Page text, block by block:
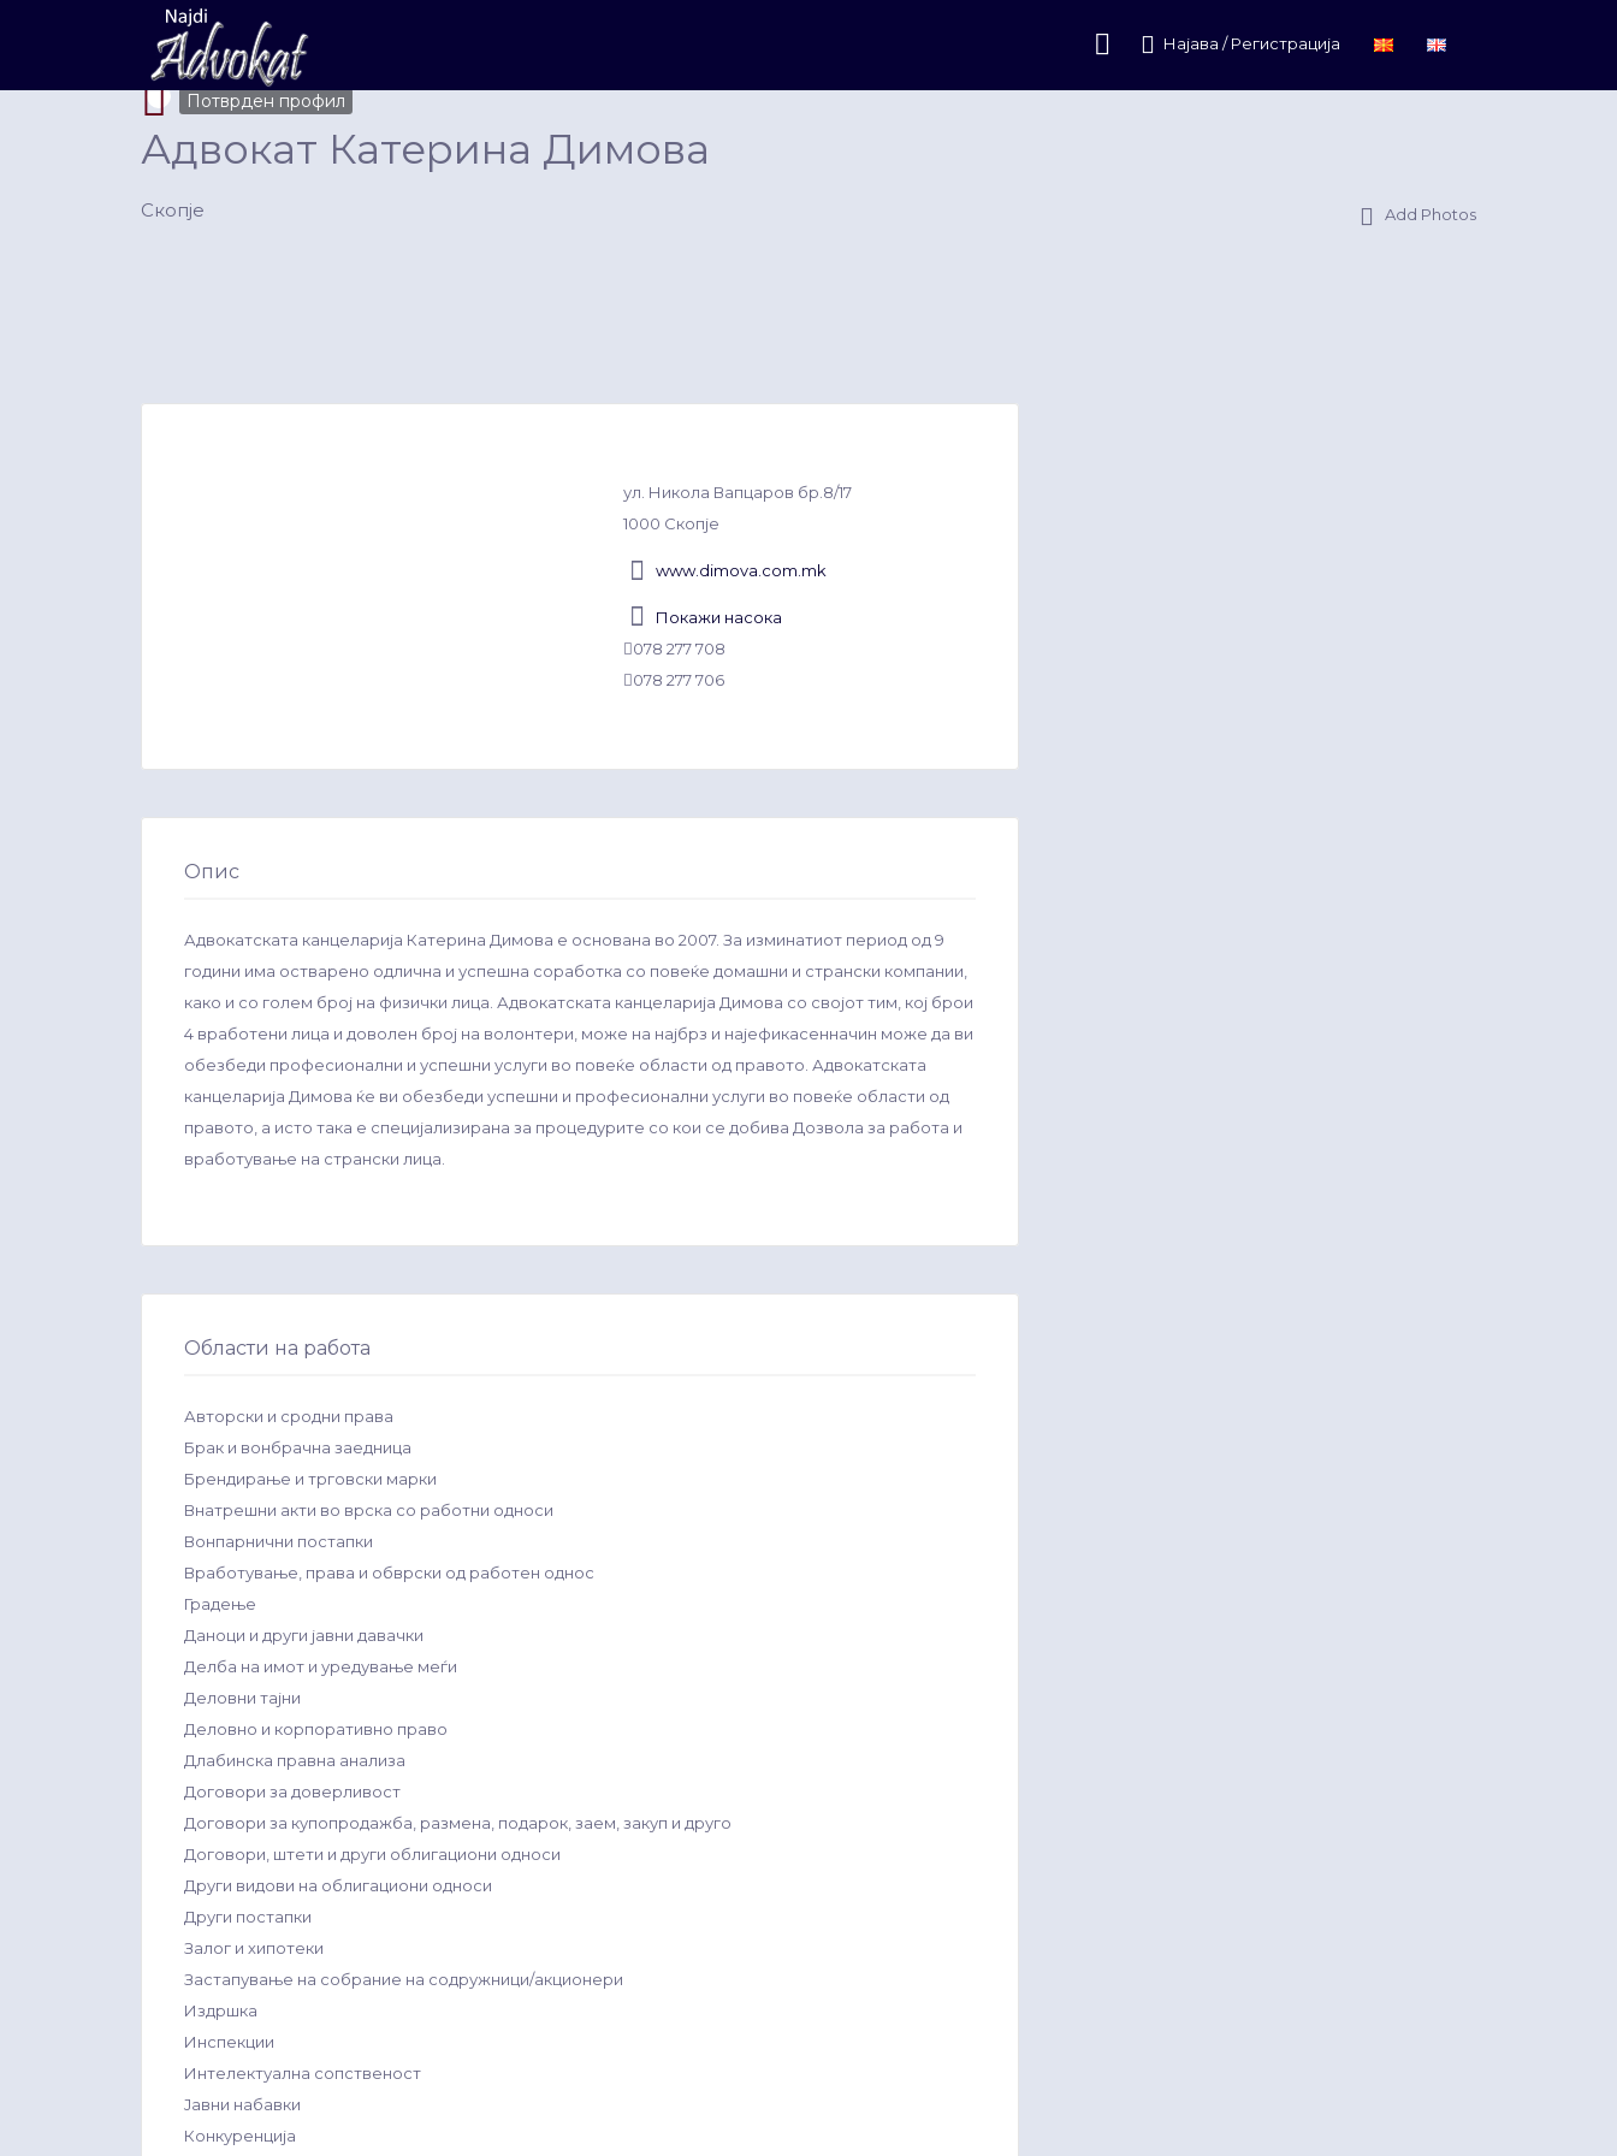
Најава / Регистрација
Search
for:
Потврден профил
Адвокат Катерина Димова
Скопје Add Photos
ул. Никола Вапцаров бp.8/17
1000 Скопје
www.dimova.com.mk
Покажи насока
078 277 708
078 277 706
Опис
Адвокатската канцеларија Катерина Димова е основана во 2007. За изминатиот период од 9
години има остварено одлична и успешна соработка со повеќе домашни и странски компании,
како и со голем број на физички лица. Адвокатската канцеларија Димова со својот тим, кој брои
4 вработени лица и доволен број на волонтери, може на најбрз и најефикасенначин може да ви
обезбеди професионални и успешни услуги во повеќе области од правото. Адвокатската
канцеларија Димова ќе ви обезбеди успешни и професионални услуги во повеќе области од
правото, а исто така е специјализирана за процедурите со кои се добива Дозвола за работа и
вработување на странски лица.
Области на работа
Авторски и сродни права
Брак и вонбрачна заедница
Брендирање и трговски марки
Внатрешни акти во врска со работни односи
Вонпарнични постапки
Вработување, права и обврски од работен однос
Градење
Даноци и други јавни давачки
Делба на имот и уредување меѓи
Деловни тајни
Деловно и корпоративно право
Длабинска правна анализа
Договори за доверливост
Договори за купопродажба, размена, подарок, заем, закуп и друго
Договори, штети и други облигациони односи
Други видови на облигациони односи
Други постапки
Залог и хипотеки
Застапување на собрание на содружници/акционери
Издршка
Инспекции
Интелектуална сопственост
Јавни набавки
Конкуренција